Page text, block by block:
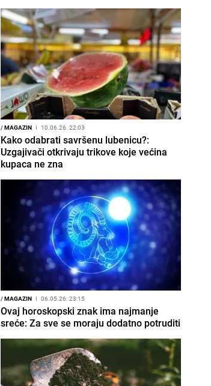
/MAGAZIN I 10.06.26. 22:03
Kako odabrati savršenu lubenicu?:
Uzgajivači otkrivaju trikove koje većina
kupaca ne zna
/MAGAZIN I 06.05.26. 23:15
Ovaj horoskopski znak ima najmanje
sreće: Za sve se moraju dodatno potruditi